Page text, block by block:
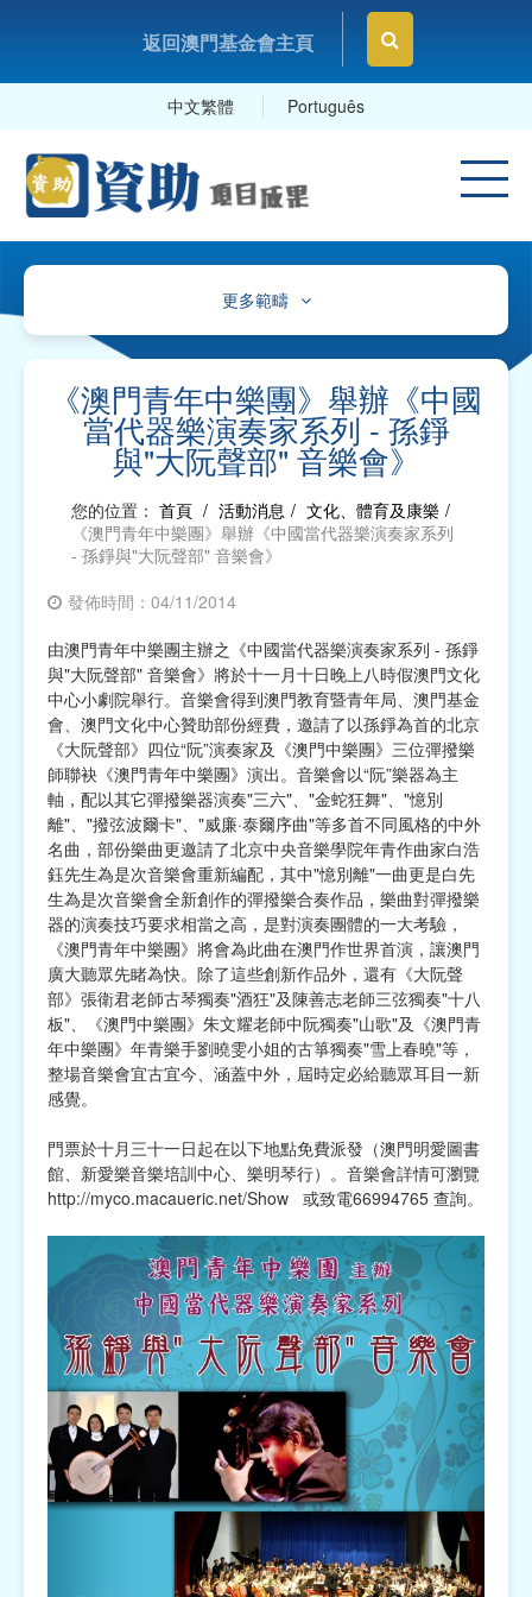
返回澳門基金會主頁
中文繁體 Português
更多範疇
文化、體育及康樂
教育及研究
衛生
社會服務
工商及專業社團、工會
公民社團及同鄉會
國際
其他
《澳門青年中樂團》舉辦《中國
當代器樂演奏家系列 - 孫錚
與"大阮聲部" 音樂會》
您的位置： 首頁 / 活動消息 / 文化、體育及康樂 /
《澳門青年中樂團》舉辦《中國當代器樂演奏家系列
- 孫錚與"大阮聲部" 音樂會》
發佈時間：04/11/2014
由澳門青年中樂團主辦之《中國當代器樂演奏家系列 - 孫錚
與"大阮聲部" 音樂會》將於十一月十日晚上八時假澳門文化
中心小劇院舉行。音樂會得到澳門教育暨青年局、澳門基金
會、澳門文化中心贊助部份經費，邀請了以孫錚為首的北京
《大阮聲部》四位“阮”演奏家及《澳門中樂團》三位彈撥樂
師聯袂《澳門青年中樂團》演出。音樂會以“阮”樂器為主
軸，配以其它彈撥樂器演奏"三六"、"金蛇狂舞"、"憶別
離"、"撥弦波爾卡"、"威廉·泰爾序曲"等多首不同風格的中外
名曲，部份樂曲更邀請了北京中央音樂學院年青作曲家白浩
鈺先生為是次音樂會重新編配，其中"憶別離"一曲更是白先
生為是次音樂會全新創作的彈撥樂合奏作品，樂曲對彈撥樂
器的演奏技巧要求相當之高，是對演奏團體的一大考驗，
《澳門青年中樂團》將會為此曲在澳門作世界首演，讓澳門
廣大聽眾先睹為快。除了這些創新作品外，還有《大阮聲
部》張衛君老師古琴獨奏"酒狂"及陳善志老師三弦獨奏"十八
板"、《澳門中樂團》朱文耀老師中阮獨奏"山歌"及《澳門青
年中樂團》年青樂手劉曉雯小姐的古箏獨奏"雪上春曉"等，
整場音樂會宜古宜今、涵蓋中外，屆時定必給聽眾耳目一新
感覺。
門票於十月三十一日起在以下地點免費派發（澳門明愛圖書
館、新愛樂音樂培訓中心、樂明琴行）。音樂會詳情可瀏覽
http://myco.macaueric.net/Show 或致電66994765 查詢。